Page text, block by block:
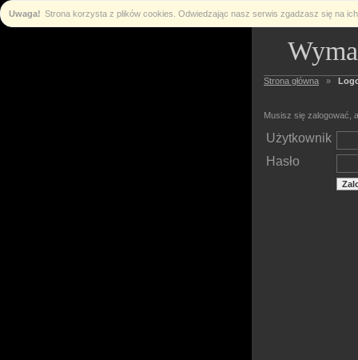
Uwaga! Strona korzysta z plików cookies. Odwiedzając nasz serwis zgadzasz się na
Strona główna »
Musisz się zalogować,
Użytkownik
Hasło